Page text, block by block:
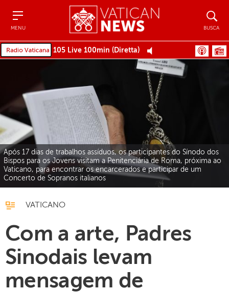
MENU BUSCA
105 Live 100min (Diretta)
Após 17 dias de trabalhos assíduos, os participantes do Sínodo dos
Bispos para os Jovens visitam a Penitenciária de Roma, próxima ao
Vaticano, para encontrar os encarcerados e participar de um
Concerto de Sopranos italianos
VATICANO
Com a arte, Padres
Sinodais levam
mensagem de